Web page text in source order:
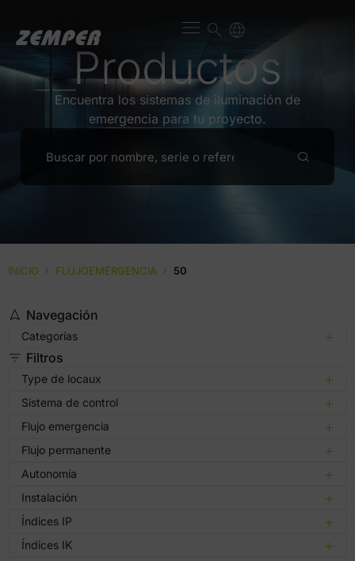
Productos
Encuentra los sistemas de iluminación de
emergencia para tu proyecto.
INICIO › FLUJOEMERGENCIA › 50
Navegación
Categorías
Filtros
Type de locaux
Sistema de control
Flujo emergencia
Flujo permanente
Autonomía
Instalación
Índices IP
Índices IK